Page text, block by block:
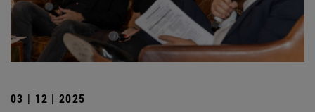
03 | 12 | 2025